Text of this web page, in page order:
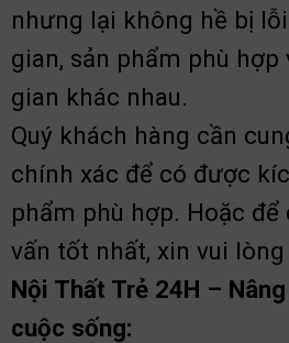
nhưng lại không hề bị
gian, sản phẩm phù hợp
gian khác nhau.
Quý khách hàng cần
chính xác để có được
phẩm phù hợp. Hoặc
vấn tốt nhất, xin vui lòng
Nội Thất Trẻ 24H –
cuộc sống: